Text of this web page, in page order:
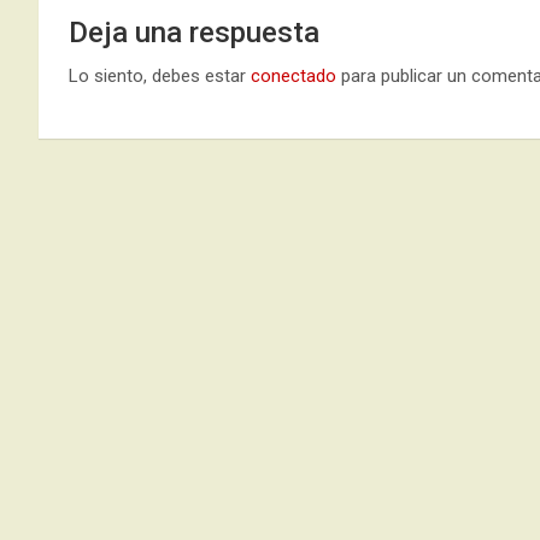
Deja una respuesta
Lo siento, debes estar conectado para publicar un